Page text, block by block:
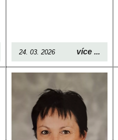
24. 03. 2026 více ...